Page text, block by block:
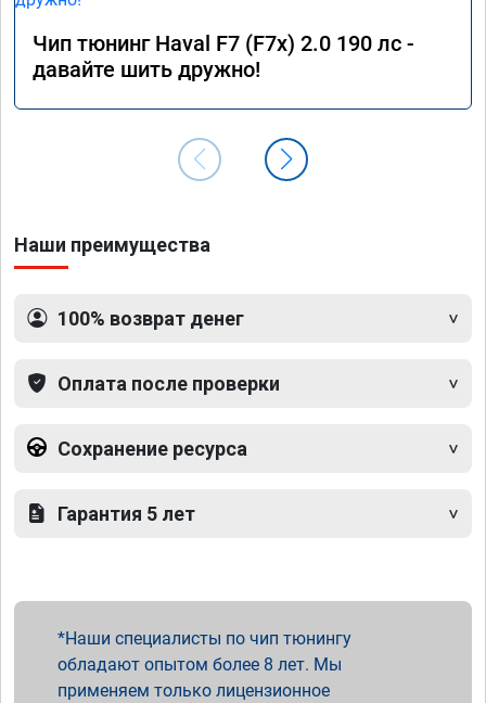
Чип тюнинг Haval F7 (F7x) 2.0 190 лс -
давайте шить дружно!
Наши преимущества
100% возврат денег
Оплата после проверки
Сохранение ресурса
Гарантия 5 лет
Наши специалисты по чип тюнингу
обладают опытом более 8 лет. Мы
применяем только лицензионное